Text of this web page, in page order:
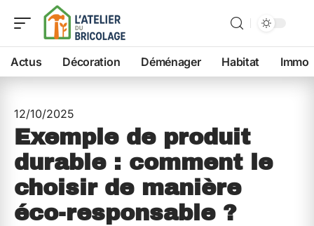
Actus Décoration Déménager Habitat Immo
12/10/2025
Exemple de produit
durable : comment le
choisir de manière
éco-responsable ?